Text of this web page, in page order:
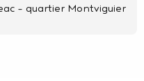
- quartier Montviguier